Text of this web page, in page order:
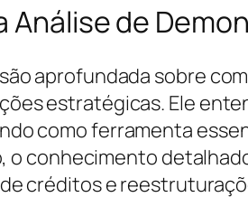
Análise de
aprofundada sobre
estratégicas. Ele
como ferramenta
conhecimento
créditos e